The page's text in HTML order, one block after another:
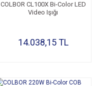
COLBOR CL100X Bi-Color LED
Video Işığı
14.038,15 TL